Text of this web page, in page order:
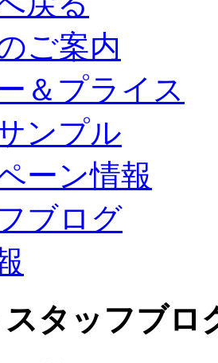
ご案内
＆プライス
ンプル
ーン情報
ブログ
タッフブロ